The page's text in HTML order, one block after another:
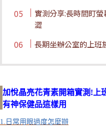
實測分享:長時間盯
澀
長期坐辦公室的上班
加悅晶亮花青素開箱實測!上
有神保健品這樣用
1.日常用眼過度怎麼辦